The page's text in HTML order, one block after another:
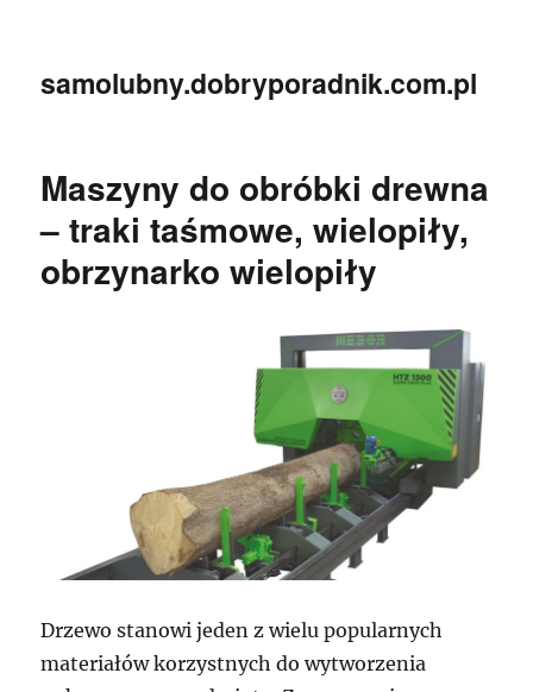
samolubny.dobryporadnik.com.pl
Maszyny do obróbki drewna
– traki taśmowe, wielopiły,
obrzynarko wielopiły
Drzewo stanowi jeden z wielu popularnych
materiałów korzystnych do wytworzenia